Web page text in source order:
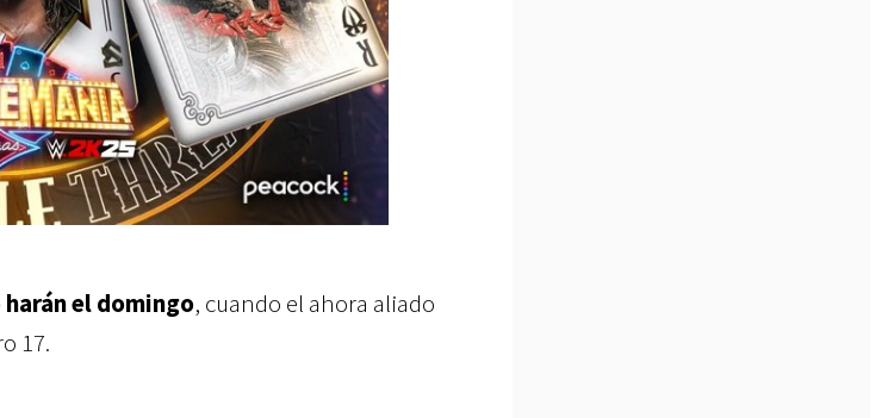
harán el domingo, cuando el ahora aliado
17.